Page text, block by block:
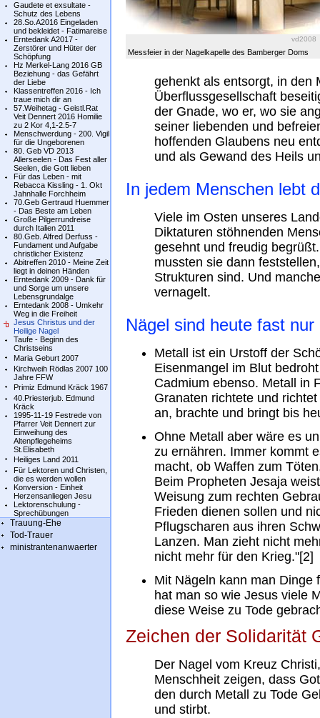
Gaudete et exsultate -
Schutz des Lebens
28.So.A2016 Eingeladen
und bekleidet - Fatimareise
Erntedank A2017 -
Zerstörer und Hüter der
Schöpfung
Hz Merkel-Lang 2016 GB
Beziehung - das Gefährt
der Liebe
Klassentreffen 2016 - Ich
traue mich dir an
57.Weihetag - Geistl.Rat
Veit Dennert 2016 Homilie
zu 2 Kor 4,1-2.5-7
Menschwerdung - 200. Vigil
für die Ungeborenen
80. Geb VD 2013
Allerseelen - Das Fest aller
Seelen, die Gott lieben
Für das Leben - mit
Rebacca Kissling - 1. Okt
Jahnhalle Forchheim
70.Geb Gertraud Huemmer
- Das Beste am Leben
Große Pilgerrundreise
durch Italien 2011
80.Geb. Alfred Derfuss -
Fundament und Aufgabe
christlicher Existenz
Abitreffen 2010 - Meine Zeit
liegt in deinen Händen
Erntedank 2009 - Dank für
und Sorge um unsere
Lebensgrundalge
Erntedank 2008 - Umkehr
Weg in die Freiheit
Jesus Christus und der
Heilige Nagel
Taufe - Beginn des
Christseins
Maria Geburt 2007
Kirchweih Rödlas 2007 100
Jahre FFW
Primiz Edmund Kräck 1967
40.Priesterjub. Edmund
Kräck
1995-11-19 Festrede von
Pfarrer Veit Dennert zur
Einweihung des
Altenpflegeheims
St.Elisabeth
Heiliges Land 2011
Für Lektoren und Christen,
die es werden wollen
Konversion - Einheit
Herzensanliegen Jesu
Lektorenschulung -
Sprechübungen
Trauung-Ehe
Tod-Trauer
ministrantenanwaerter
vd2008
Messfeier in der Nagelkapelle des Bamberger Doms
gehenkt als entsorgt, in den
Überflussgesellschaft
der Gnade, wo er, wo sie
seiner liebenden und
hoffenden Glaubens neu
und als Gewand des Heils
In jedem Menschen lebt
Viele im Osten unseres
Diktaturen stöhnenden
gesehnt und freudig
mussten sie dann
Strukturen sind. Und
vernagelt.
Nägel sind heute fast
Metall ist ein Urstoff der
Eisenmangel im Blut
Cadmium ebenso. Metall in
Granaten richtete und
an, brachte und bringt bis
Ohne Metall aber wäre es
zu ernähren. Immer kommt
macht, ob Waffen zum
Beim Propheten Jesaja
Weisung zum rechten
Frieden dienen sollen und
Pflugscharen aus ihren
Lanzen. Man zieht nicht
nicht mehr für den Krieg."[2]
Mit Nägeln kann man Dinge
hat man so wie Jesus viele
diese Weise zu Tode
Zeichen der Solidarität
Der Nagel vom Kreuz
Menschheit zeigen, dass
den durch Metall zu Tode
und stirbt.